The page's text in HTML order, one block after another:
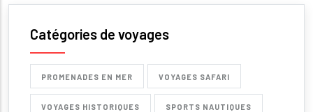
Catégories de voyages
PROMENADES EN MER VOYAGES SAFARI
VOYAGES HISTORIQUES SPORTS NAUTIQUES